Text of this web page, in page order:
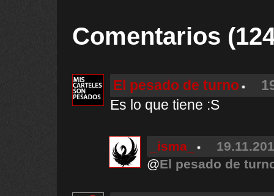
Comentarios
El pesado de turno
Es lo que tiene :S
_isma_
@El pesado de